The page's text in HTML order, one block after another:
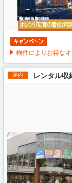
物件によりお得な
屋内 レンタル収